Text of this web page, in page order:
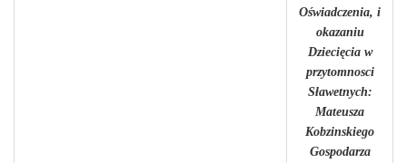
Oświadczenia, i
okazaniu
Dziecięcia w
przytomnosci
Sławetnych:
Mateusza
Kobzinskiego
Gospodarza